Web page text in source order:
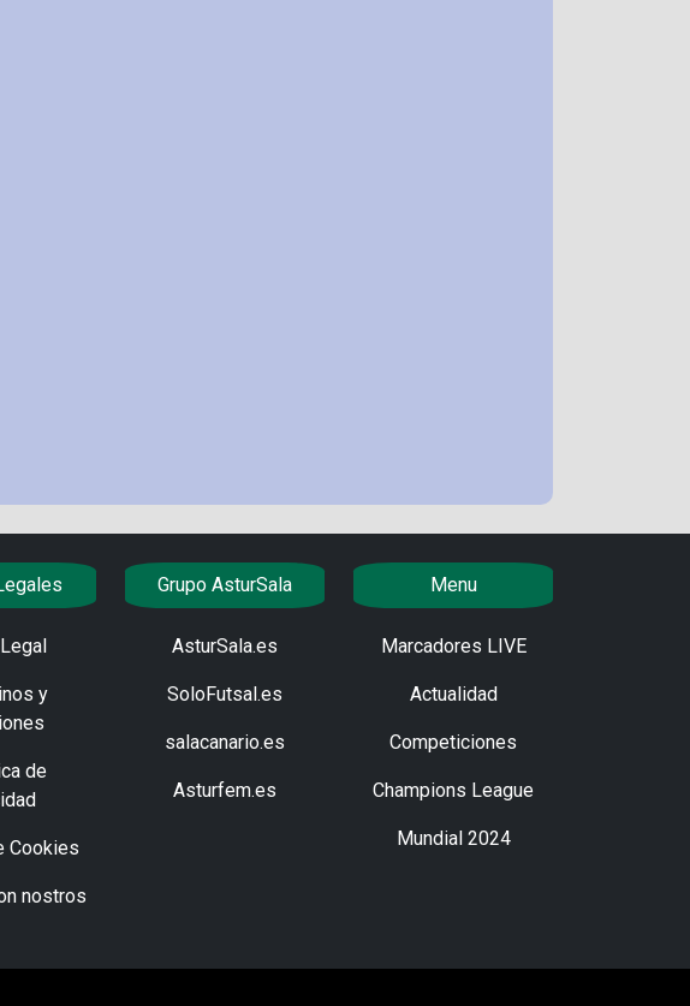
y
de
Cookies
nostros
Grupo AsturSala
AsturSala.es
SoloFutsal.es
salacanario.es
Asturfem.es
Menu
Marcadores LIVE
Actualidad
Competiciones
Champions League
Mundial 2024